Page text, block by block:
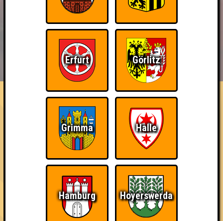
HIGHSCORE RESERVIERUNG
FAQ ÜBER UNS
Streber
Sei in jeder Runde auf dem ersten Platz
~ Noch nicht erreicht ~
Erfurt Görlitz
Grimma Halle
Hamburg Hoyerswerda